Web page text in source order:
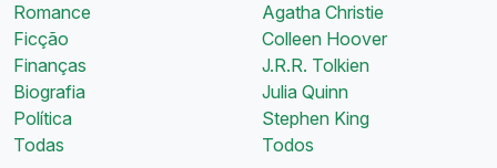
Romance
Ficção
Finanças
Biografia
Política
Todas
Agatha Christie
Colleen Hoover
J.R.R. Tolkien
Julia Quinn
Stephen King
Todos